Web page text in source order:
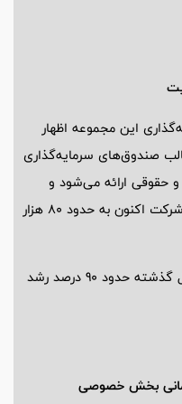
این مجموعه اظهار
صندوق‌های سرمایه‌گذاری
حقوقی ارائه می‌شود و
مجموع دارایی‌های تحت مدیریت این شرکت اکنون به حدود 80 هزار
به گفته ایشان، این رقم نسبت به سال گذشته حدود 90 درصد رشد